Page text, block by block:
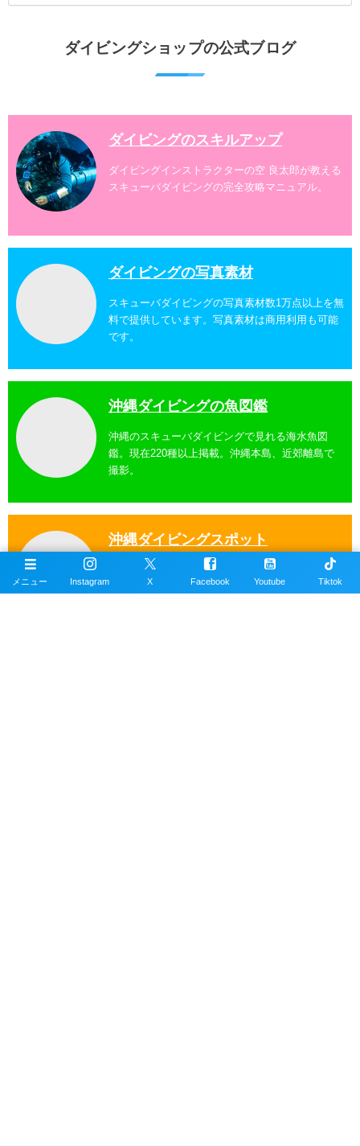
は北谷町、嘉手納町、読谷村、恩納村、名護市、本部
案内しております。 ダイビングライセンスをお持ちの
ダイビングショップの公式ブログ
ダイビングのスキルアップ
ダイビングインストラクターの空 良太郎が教える
スキューバダイビングの完全攻略マニュアル。
ダイビングの写真素材
スキューバダイビングの写真素材数1万点以上を無
料で提供しています。写真素材は商用利用も可能
です。
沖縄ダイビングの魚図鑑
沖縄のスキューバダイビングで見れる海水魚図
鑑。現在220種以上掲載。沖縄本島、近郊離島で
撮影。
沖縄ダイビングスポット
掲載エリアは沖縄本島全域、近郊離島を含むおす
すめの約100ヶ所以上のダイビングポイント。
メニュー Instagram X Facebook Youtube Tiktok